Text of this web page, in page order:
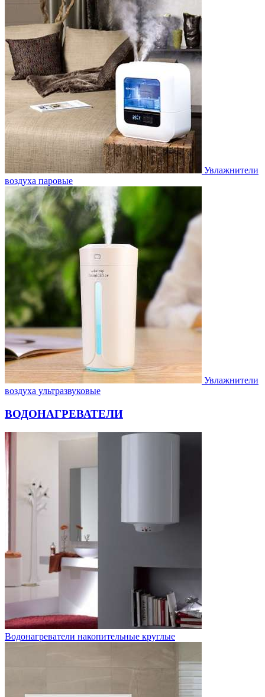
Увлажнители
воздуха паровые
Увлажнители
воздуха ультразвуковые
ВОДОНАГРЕВАТЕЛИ
Водонагреватели накопительные круглые